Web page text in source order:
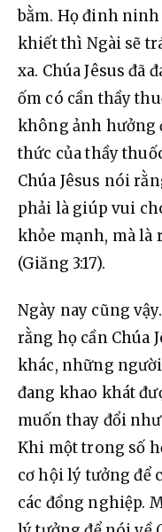
bằm. Họ đinh ninh
khiết thì Ngài sẽ
xa. Chúa Jêsus đã
ốm có cần thầy
không ảnh hưởng
thức của thầy
Chúa Jêsus nói
phải là giúp vui
khỏe mạnh, mà là
(Giăng 3:17).
Ngày nay cũng
rằng họ cần Chúa
khác, những người
đang khao khát
muốn thay đổi
Khi một trong số
cơ hội lý tưởng để
các đồng nghiệp.